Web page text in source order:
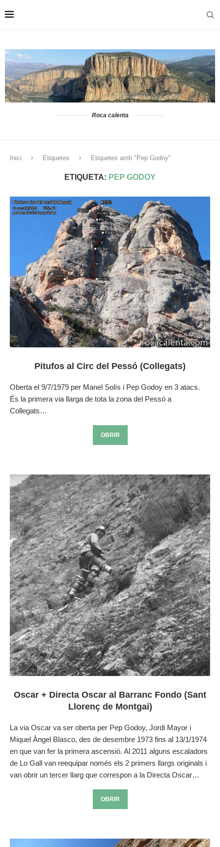
Roca calenta
Inici Etiquetes Etiquetes amb "Pep Godoy"
ETIQUETA: PEP GODOY
Pitufos al Circ del Pessó (Collegats)
Oberta el 9/7/1979 per Manel Solís i Pep Godoy en 3 atacs.
És la primera via llarga de tota la zona del Pessó a
Collegats…
OBRIR
Oscar + Directa Oscar al Barranc Fondo (Sant
Llorenç de Montgai)
La via Oscar va ser oberta per Pep Godoy, Jordi Mayor i
Miquel Àngel Blasco, des de desembre 1973 fins al 13/1/1974
en que van fer la primera ascensió. Al 2011 alguns escaladors
de Lo Gall van reequipar només els 2 primers llargs originals i
van obrir un tercer llarg que correspon a la Directa Oscar…
OBRIR